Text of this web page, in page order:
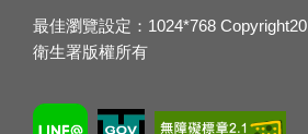
最佳瀏覽設定：1024*768
衛生署版權所有